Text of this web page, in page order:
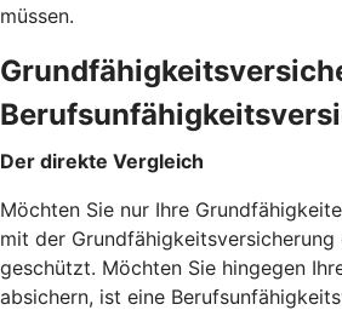
müssen.
Der direkte Vergleich
Möchten Sie nur Ihre
mit der Grundfähigkeitsversicherung
geschützt. Möchten Sie hingegen
absichern, ist eine